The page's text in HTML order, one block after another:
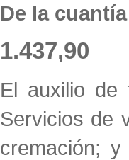
De la
1.437,90
El auxilio de
Servicios de
cremación;